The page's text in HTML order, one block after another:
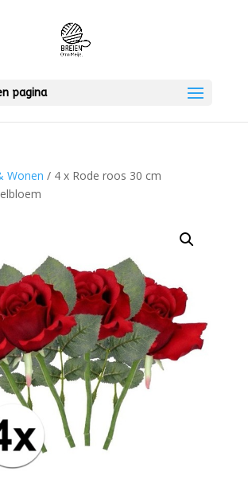
pagina
Wonen / 4 x Rode roos 30 cm